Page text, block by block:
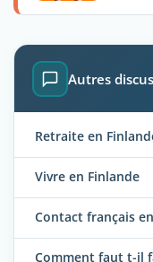
Autres
Retraite en
Vivre en Finlande
Contact français
Comment faut t-il